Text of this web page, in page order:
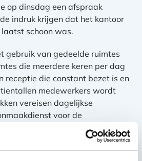
op dinsdag een afspraak
indruk krijgen dat het kantoor
schoon was.
gebruik van gedeelde ruimtes
die meerdere keren per dag
receptie die constant bezet is en
medewerkers wordt
vereisen dagelijkse
voor de
van een kantoor
maar een noodzaak.